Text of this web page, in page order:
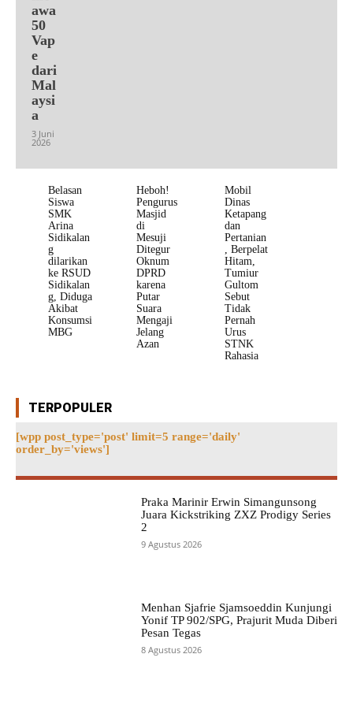
awa
50
Vap
e
dari
Mal
aysi
a
3 Juni
2026
Belasan
Siswa
SMK
Arina
Sidikalan
g
dilarikan
ke RSUD
Sidikalan
g, Diduga
Akibat
Konsumsi
MBG
Heboh!
Pengurus
Masjid
di
Mesuji
Ditegur
Oknum
DPRD
karena
Putar
Suara
Mengaji
Jelang
Azan
Mobil
Dinas
Ketapang
dan
Pertanian
, Berpelat
Hitam,
Tumiur
Gultom
Sebut
Tidak
Pernah
Urus
STNK
Rahasia
TERPOPULER
[wpp post_type='post' limit=5 range='daily'
order_by='views']
Praka Marinir Erwin Simangunsong
Juara Kickstriking ZXZ Prodigy Series
2
9 Agustus 2026
Menhan Sjafrie Sjamsoeddin Kunjungi
Yonif TP 902/SPG, Prajurit Muda Diberi
Pesan Tegas
8 Agustus 2026